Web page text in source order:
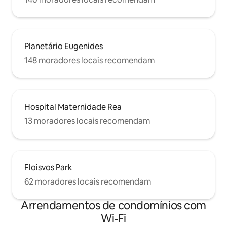
Planetário Eugenides
148 moradores locais recomendam
Hospital Maternidade Rea
13 moradores locais recomendam
Floisvos Park
62 moradores locais recomendam
Arrendamentos de condomínios com
Wi-Fi